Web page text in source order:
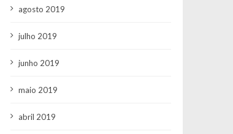
agosto 2019
julho 2019
junho 2019
maio 2019
abril 2019